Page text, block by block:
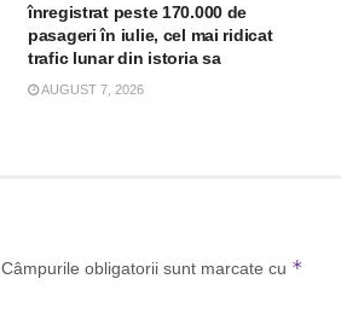
înregistrat peste 170.000 de
pasageri în iulie, cel mai ridicat
trafic lunar din istoria sa
AUGUST 7, 2026
Câmpurile obligatorii sunt marcate cu *